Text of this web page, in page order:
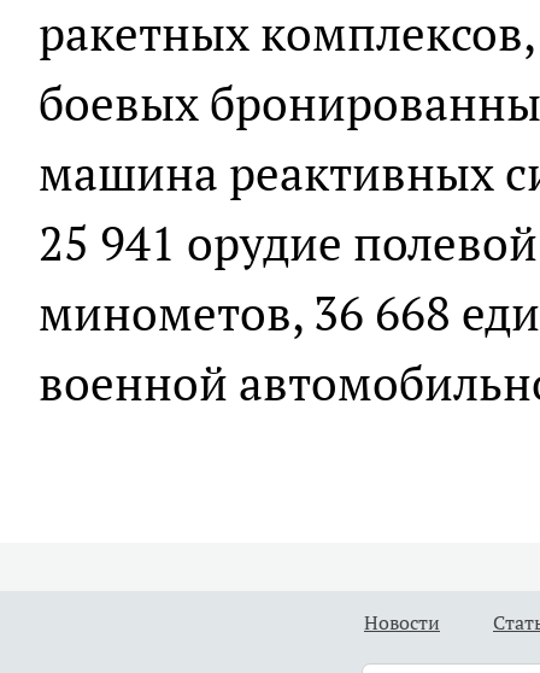
ракетных
боевых
машина реактивных
25 941 орудие
минометов, 36 668
военной
Новости